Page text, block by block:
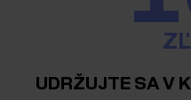
UDRŽUJTE SA V